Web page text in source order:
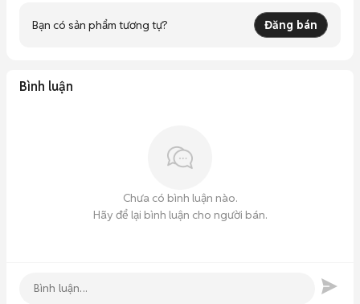
Bạn có sản phẩm tương tự? Đăng bán
Bình luận
Chưa có bình luận nào.
Hãy để lại bình luận cho người bán.